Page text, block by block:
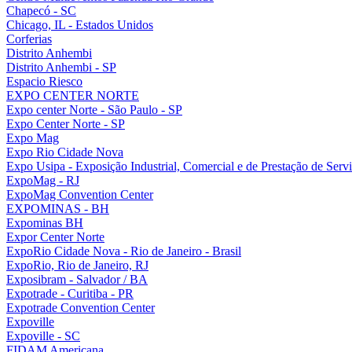
Chapecó - SC
Chicago, IL - Estados Unidos
Corferias
Distrito Anhembi
Distrito Anhembi - SP
Espacio Riesco
EXPO CENTER NORTE
Expo center Norte - São Paulo - SP
Expo Center Norte - SP
Expo Mag
Expo Rio Cidade Nova
Expo Usipa - Exposição Industrial, Comercial e de Prestação de
ExpoMag - RJ
ExpoMag Convention Center
EXPOMINAS - BH
Expominas BH
Expor Center Norte
ExpoRio Cidade Nova - Rio de Janeiro - Brasil
ExpoRio, Rio de Janeiro, RJ
Exposibram - Salvador / BA
Expotrade - Curitiba - PR
Expotrade Convention Center
Expoville
Expoville - SC